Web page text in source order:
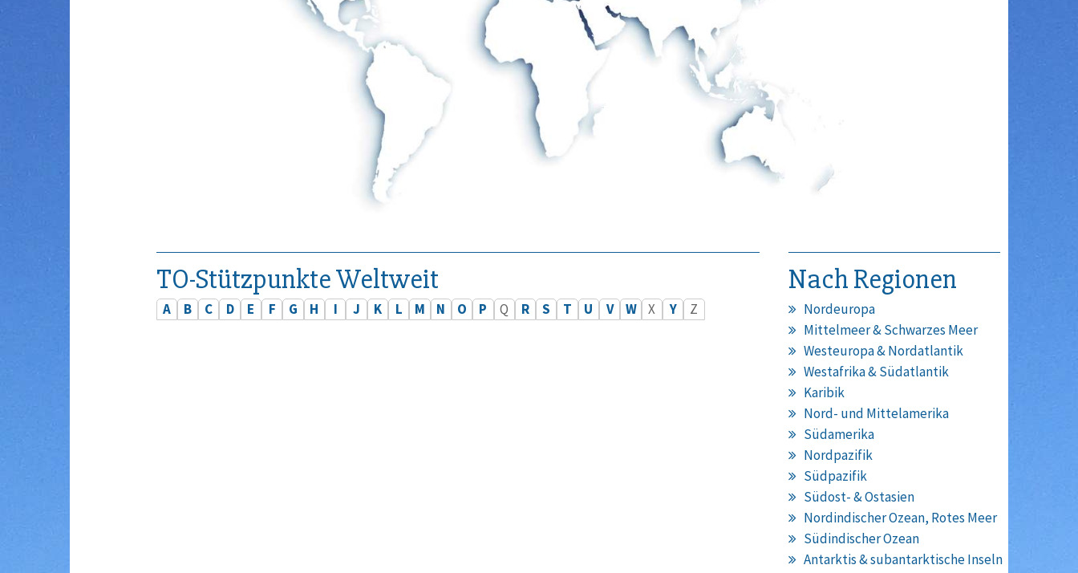
TO-Stützpunkte Weltweit
A B C D E F G H I J K L M N O P Q R S T U V W X Y Z
Nach Regionen
Nordeuropa
Mittelmeer & Schwarzes Meer
Westeuropa & Nordatlantik
Westafrika & Südatlantik
Karibik
Nord- und Mittelamerika
Südamerika
Nordpazifik
Südpazifik
Südost- & Ostasien
Nordindischer Ozean, Rotes Meer
Südindischer Ozean
Antarktis & subantarktische Inseln